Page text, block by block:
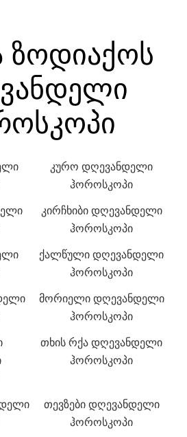
ზოდიაქოს
კურო დღევანდელი
ჰოროსკოპი
კირჩხიბი დღევანდელი
ჰოროსკოპი
ქალწული დღევანდელი
ჰოროსკოპი
მორიელი დღევანდელი
ჰოროსკოპი
თხის რქა დღევანდელი
ჰოროსკოპი
თევზები დღევანდელი
ჰოროსკოპი